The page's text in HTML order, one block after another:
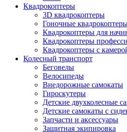
Квадрокоптеры
3D квадрокоптеры
Гоночные
Квадрокоптеры для
Квадрокоптеры
Квадрокоптеры с
Колесный транспорт
Беговелы
Велосипеды
Внедорожные самокаты
Гироскутеры
Детские двухколесные
Детские самокаты с
Запчасти и аксессуары
Защитная экипировка